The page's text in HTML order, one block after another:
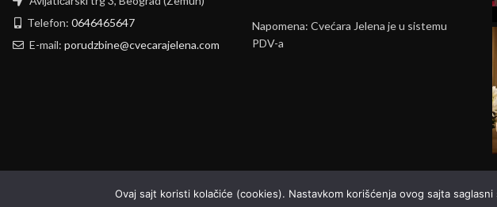
Telefon: 0646465647
E-mail: porudzbine@cvecarajelena.com
Napomena: Cvećara Jelena je u sistemu
PDV-a
Ovaj sajt koristi kolačiće (cookies). Nastavkom korišćenja ovog sajta